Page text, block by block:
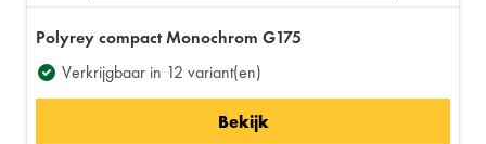
Polyrey compact Monochrom G175
Verkrijgbaar in 12 variant(en)
Bekijk